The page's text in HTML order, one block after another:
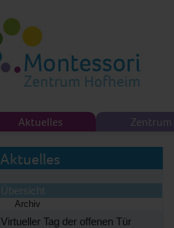
Aktuelles Zentrum
Aktuelles
Übersicht
Archiv
Virtueller Tag der offenen Tür